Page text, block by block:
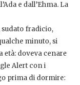
e dall’Ehma. La
fradicio,
minuto, si
età: doveva cenare
Alert con i
prima di dormire: